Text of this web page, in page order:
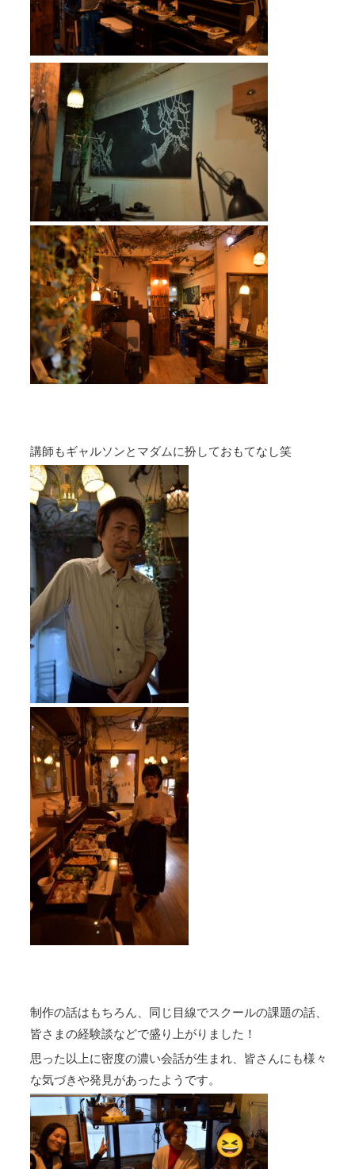
講師もギャルソンとマダムに扮しておもてなし笑
制作の話はもちろん、同じ目線でスクールの課題の話、
皆さまの経験談などで盛り上がりました！
思った以上に密度の濃い会話が生まれ、皆さんにも様々
な気づきや発見があったようです。